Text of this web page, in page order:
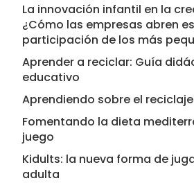
La innovación infantil en la
¿Cómo las empresas abren
participación de los más
Aprender a reciclar: Guía
educativo
Aprendiendo sobre el
Fomentando la dieta
juego
Kidults: la nueva forma de
adulta